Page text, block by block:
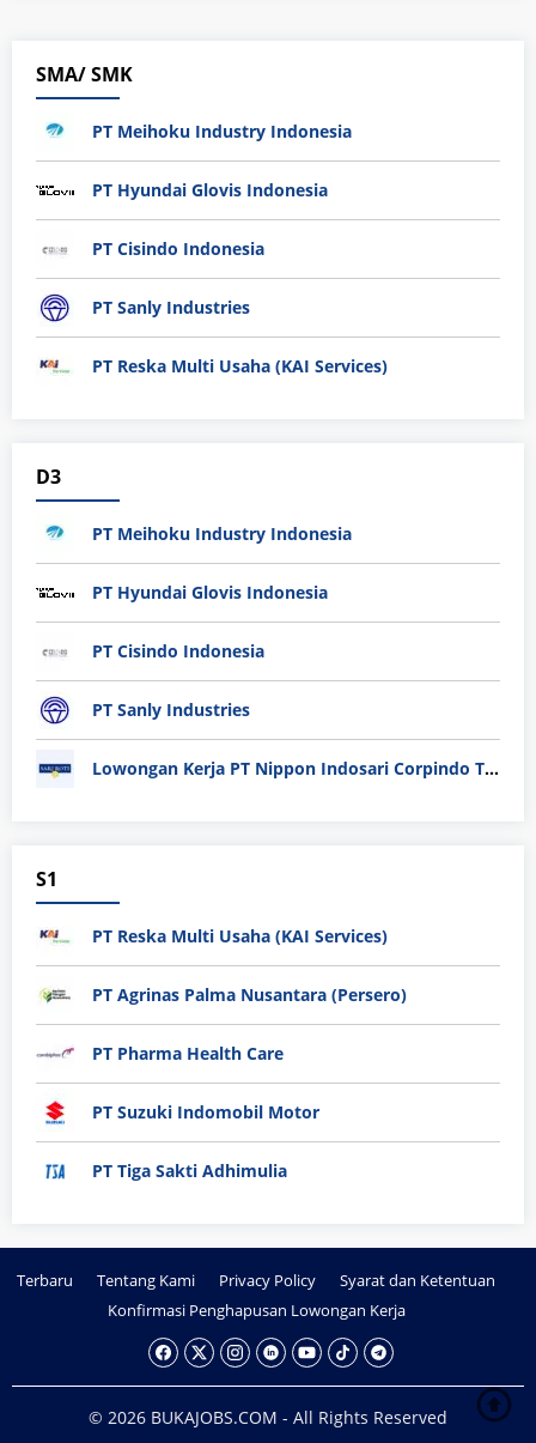
SMA/ SMK
PT Meihoku Industry Indonesia
PT Hyundai Glovis Indonesia
PT Cisindo Indonesia
PT Sanly Industries
PT Reska Multi Usaha (KAI Services)
D3
PT Meihoku Industry Indonesia
PT Hyundai Glovis Indonesia
PT Cisindo Indonesia
PT Sanly Industries
Lowongan Kerja PT Nippon Indosari Corpindo Tbk. Bulan Agustus 2026
S1
PT Reska Multi Usaha (KAI Services)
PT Agrinas Palma Nusantara (Persero)
PT Pharma Health Care
PT Suzuki Indomobil Motor
PT Tiga Sakti Adhimulia
Terbaru Tentang Kami Privacy Policy
Syarat dan Ketentuan
Konfirmasi Penghapusan Lowongan Kerja
© 2026 BUKAJOBS.COM - All Rights Reserved